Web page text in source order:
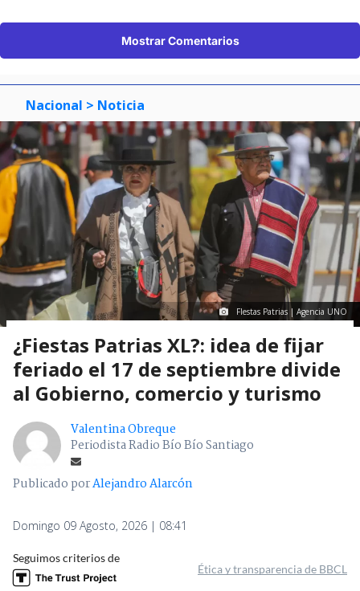
Mostrar Comentarios
Nacional > Noticia
FIestas Patrias | Agencia UNO
¿Fiestas Patrias XL?: idea de fijar
feriado el 17 de septiembre divide
al Gobierno, comercio y turismo
Valentina Obreque
Periodista Radio Bío Bío Santiago
Publicado porAlejandro Alarcón
Domingo 09 Agosto, 2026 | 08:41
Seguimos criterios de
Ética y transparencia de BBCL